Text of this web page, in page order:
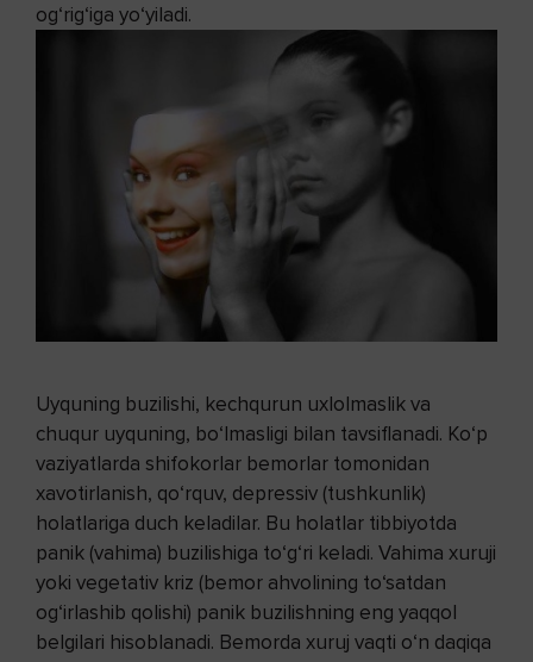
og‘rig‘iga yo‘yiladi.
Uyquning buzilishi, kechqurun uxlolmaslik va
chuqur uyquning, bo‘lmasligi bilan tavsiflanadi. Ko‘p
vaziyatlarda shifokorlar bemorlar tomonidan
xavotirlanish, qo‘rquv, depressiv (tushkunlik)
holatlariga duch keladilar. Bu holatlar tibbiyotda
panik (vahima) buzilishiga to‘g‘ri keladi. Vahima xuruji
yoki vegetativ kriz (bemor ahvolining to‘satdan
og‘irlashib qolishi) panik buzilishning eng yaqqol
belgilari hisoblanadi. Bemorda xuruj vaqti o‘n daqiqa